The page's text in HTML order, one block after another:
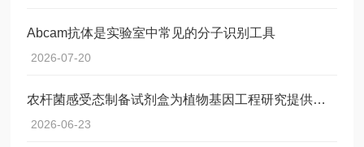
Abcam抗体是实验室中常见的分子识别工具
2026-07-20
农杆菌感受态制备试剂盒为植物基因工程研究提供了一种标准化工具
2026-06-23